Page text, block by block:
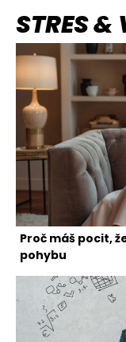
STRES &
Proč máš pocit,
pohybu